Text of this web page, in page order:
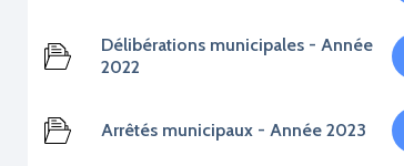
Délibérations municipales - Année
2022
Arrêtés municipaux - Année 2023